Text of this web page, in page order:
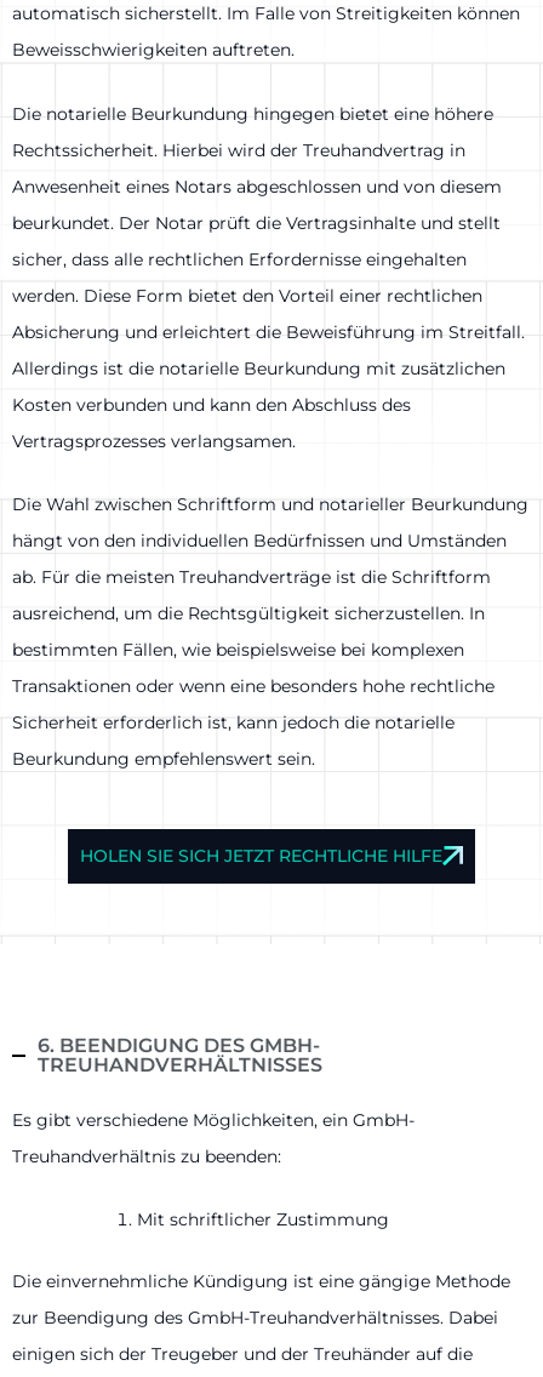
automatisch sicherstellt. Im Falle von Streitigkeiten können
Beweisschwierigkeiten auftreten.
Die notarielle Beurkundung hingegen bietet eine höhere
Rechtssicherheit. Hierbei wird der Treuhandvertrag in
Anwesenheit eines Notars abgeschlossen und von diesem
beurkundet. Der Notar prüft die Vertragsinhalte und stellt
sicher, dass alle rechtlichen Erfordernisse eingehalten
werden. Diese Form bietet den Vorteil einer rechtlichen
Absicherung und erleichtert die Beweisführung im Streitfall.
Allerdings ist die notarielle Beurkundung mit zusätzlichen
Kosten verbunden und kann den Abschluss des
Vertragsprozesses verlangsamen.
Die Wahl zwischen Schriftform und notarieller Beurkundung
hängt von den individuellen Bedürfnissen und Umständen
ab. Für die meisten Treuhandverträge ist die Schriftform
ausreichend, um die Rechtsgültigkeit sicherzustellen. In
bestimmten Fällen, wie beispielsweise bei komplexen
Transaktionen oder wenn eine besonders hohe rechtliche
Sicherheit erforderlich ist, kann jedoch die notarielle
Beurkundung empfehlenswert sein.
HOLEN SIE SICH JETZT RECHTLICHE HILFE
6. BEENDIGUNG DES GMBH-
TREUHANDVERHÄLTNISSES
Es gibt verschiedene Möglichkeiten, ein GmbH-
Treuhandverhältnis zu beenden:
Mit schriftlicher Zustimmung
Die einvernehmliche Kündigung ist eine gängige Methode
zur Beendigung des GmbH-Treuhandverhältnisses. Dabei
einigen sich der Treugeber und der Treuhänder auf die